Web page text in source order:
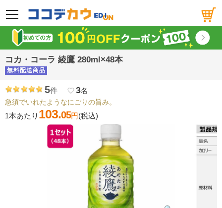
メニュー
コカ・コーラ 綾鷹 280ml×48本
無料配送商品
5件 favorite_border3名
急須でいれたようなにごりの旨み。
1本あたり 103.05円(税込)